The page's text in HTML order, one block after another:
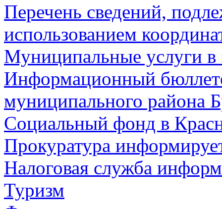
Перечень сведений,
использованием
Муниципальные услуги в
Информационный
муниципального района
Социальный фонд в
Прокуратура
Налоговая служба
Туризм